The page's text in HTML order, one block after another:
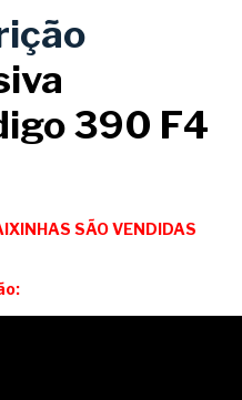
390 F4
SÃO VENDIDAS